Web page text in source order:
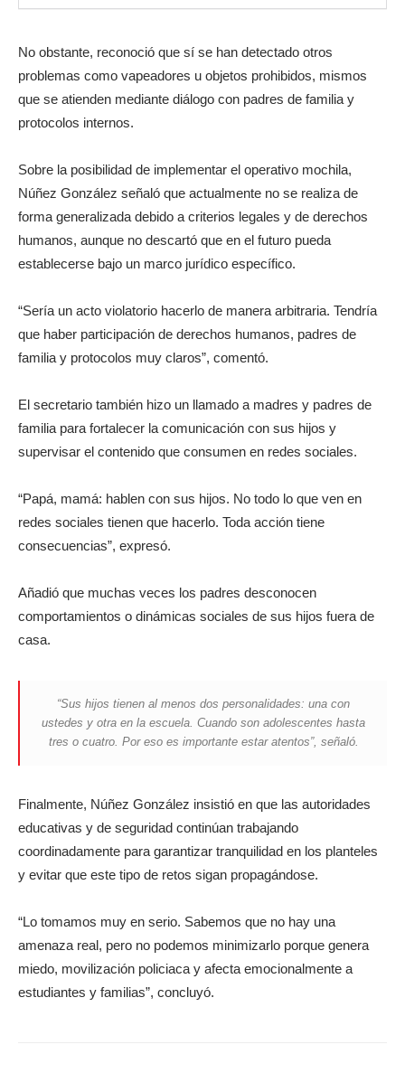
No obstante, reconoció que sí se han detectado otros
problemas como vapeadores u objetos prohibidos, mismos
que se atienden mediante diálogo con padres de familia y
protocolos internos.
Sobre la posibilidad de implementar el operativo mochila,
Núñez González señaló que actualmente no se realiza de
forma generalizada debido a criterios legales y de derechos
humanos, aunque no descartó que en el futuro pueda
establecerse bajo un marco jurídico específico.
“Sería un acto violatorio hacerlo de manera arbitraria. Tendría
que haber participación de derechos humanos, padres de
familia y protocolos muy claros”, comentó.
El secretario también hizo un llamado a madres y padres de
familia para fortalecer la comunicación con sus hijos y
supervisar el contenido que consumen en redes sociales.
“Papá, mamá: hablen con sus hijos. No todo lo que ven en
redes sociales tienen que hacerlo. Toda acción tiene
consecuencias”, expresó.
Añadió que muchas veces los padres desconocen
comportamientos o dinámicas sociales de sus hijos fuera de
casa.
“Sus hijos tienen al menos dos personalidades: una con
ustedes y otra en la escuela. Cuando son adolescentes hasta
tres o cuatro. Por eso es importante estar atentos”, señaló.
Finalmente, Núñez González insistió en que las autoridades
educativas y de seguridad continúan trabajando
coordinadamente para garantizar tranquilidad en los planteles
y evitar que este tipo de retos sigan propagándose.
“Lo tomamos muy en serio. Sabemos que no hay una
amenaza real, pero no podemos minimizarlo porque genera
miedo, movilización policiaca y afecta emocionalmente a
estudiantes y familias”, concluyó.